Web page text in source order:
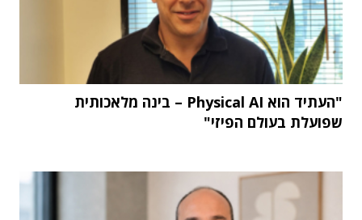
"העתיד הוא Physical AI – בינה מלאכותית
שפועלת בעולם הפיזי"